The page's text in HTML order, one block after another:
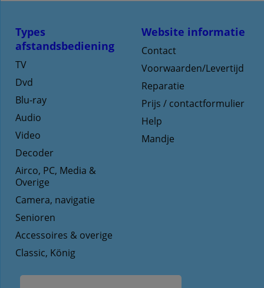
Website informatie
Contact
Voorwaarden/Levertijd
Reparatie
Prijs / contactformulier
Help
Mandje
Types
afstandsbediening
TV
Dvd
Blu-ray
Audio
Video
Decoder
Airco, PC, Media &
Overige
Camera, navigatie
Senioren
Accessoires & overige
Classic, König